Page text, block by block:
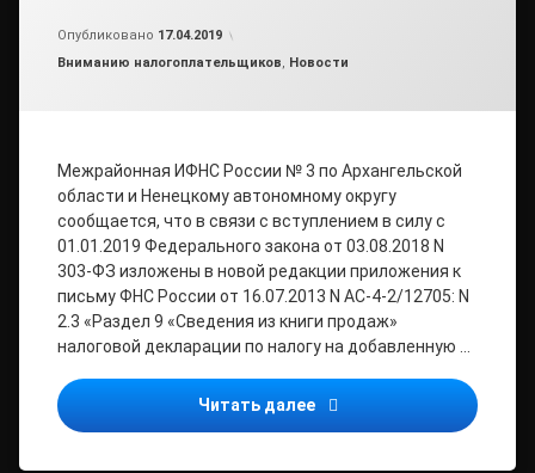
Опубликовано 17.04.2019
Рубрики:
Вниманию налогоплательщиков, Новости
Межрайонная ИФНС России № 3 по Архангельской
области и Ненецкому автономному округу
сообщается, что в связи с вступлением в силу с
01.01.2019 Федерального закона от 03.08.2018 N
303-ФЗ изложены в новой редакции приложения к
письму ФНС России от 16.07.2013 N АС-4-2/12705: N
2.3 «Раздел 9 «Сведения из книги продаж»
налоговой декларации по налогу на добавленную …
Читать далее С 25 апреля 2019 года